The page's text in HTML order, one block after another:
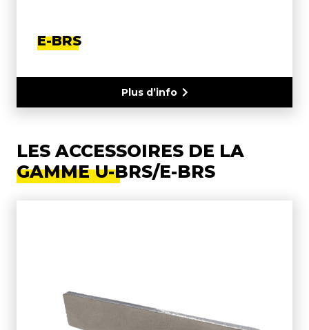
E-BRS
Plus d’info
LES ACCESSOIRES DE LA
GAMME U-BRS/E-BRS